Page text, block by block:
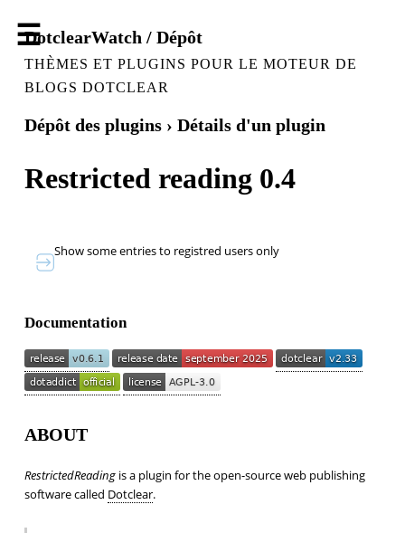
DotclearWatch / Dépôt
THÈMES ET PLUGINS POUR LE MOTEUR DE
BLOGS DOTCLEAR
Dépôt des plugins› Détails d'un plugin
Restricted reading 0.4
Show some entries to registred users only
Documentation
ABOUT
RestrictedReadingis a plugin for the open-source web publishing
software called Dotclear.